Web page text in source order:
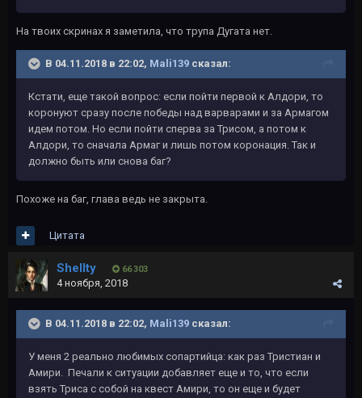
На твоих скринах я заметила, что трупа Дугата нет.
В 04.11.2018 в 22:02, Mali139 сказал:
Кстати, еще такой вопрос: если пойти первой к Алдори, то
коронуют сразу после победы над варварами и за Армагом
идем потом. Но если пойти сперва за Трисом, а потом к
Алдори, то сначала Армаг и лишь потом коронация. Так и
должно быть или снова баг?
Похоже на баг, глава ведь не закрыта.
Цитата
Shellty 66 303
4 ноября, 2018
В 04.11.2018 в 22:02, Mali139 сказал:
У меня 2 реально любимых сопартийца: как раз Тристиан и
Амири. Печали к ситуации добавляет еще и то, что если
взять Триса с собой на квест Амири, то он еще и будет